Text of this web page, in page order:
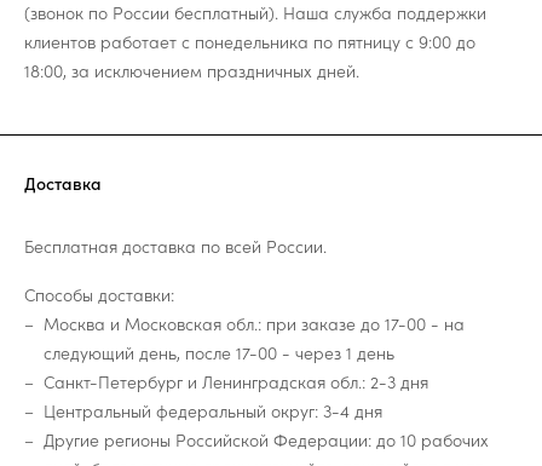
(звонок по России бесплатный). Наша служба поддержки
клиентов работает с понедельника по пятницу с 9:00 до
18:00, за исключением праздничных дней.
Доставка
Бесплатная доставка по всей России.
Способы доставки:
Москва и Московская обл.: при заказе до 17-00 - на
следующий день, после 17-00 - через 1 день
Санкт-Петербург и Ленинградская обл.: 2-3 дня
Центральный федеральный округ: 3-4 дня
Другие регионы Российской Федерации: до 10 рабочих